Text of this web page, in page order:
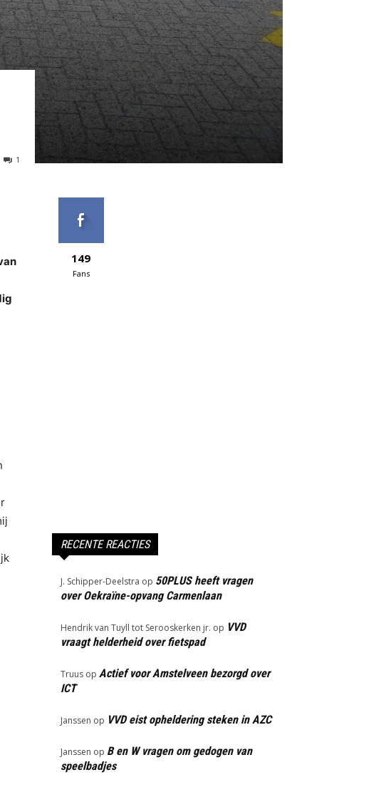
1
149
Fans
RECENTE REACTIES
J. Schipper-Deelstra op 50PLUS heeft vragen
over Oekraïne-opvang Carmenlaan
Hendrik van Tuyll tot Serooskerken jr. op VVD
vraagt helderheid over fietspad
Truus op Actief voor Amstelveen bezorgd over
ICT
Janssen op VVD eist opheldering steken in AZC
Janssen op B en W vragen om gedogen van
speelbadjes